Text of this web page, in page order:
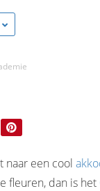
naar een cool
fleuren, dan is het